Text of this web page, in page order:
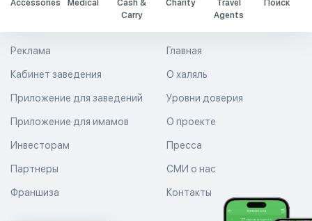
Accessories Medical
Cash &
Carry
Charity
Travel
Agents
Поиск
Главная
О халяль
Уровни доверия
Реклама
Кабинет заведения
Приложение для заведений
Приложение для имамов О проекте
Пресса
СМИ о нас
Контакты
Инвесторам
Партнеры
Франшиза